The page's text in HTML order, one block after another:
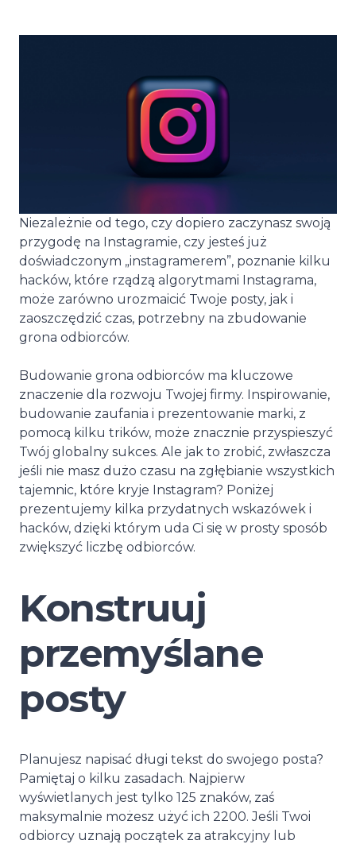
Niezależnie od tego, czy dopiero zaczynasz swoją
przygodę na Instagramie, czy jesteś już
doświadczonym „instagramerem”, poznanie kilku
hacków, które rządzą algorytmami Instagrama,
może zarówno urozmaicić Twoje posty, jak i
zaoszczędzić czas, potrzebny na zbudowanie
grona odbiorców.
Budowanie grona odbiorców ma kluczowe
znaczenie dla rozwoju Twojej firmy. Inspirowanie,
budowanie zaufania i prezentowanie marki, z
pomocą kilku trików, może znacznie przyspieszyć
Twój globalny sukces. Ale jak to zrobić, zwłaszcza
jeśli nie masz dużo czasu na zgłębianie wszystkich
tajemnic, które kryje Instagram? Poniżej
prezentujemy kilka przydatnych wskazówek i
hacków, dzięki którym uda Ci się w prosty sposób
zwiększyć liczbę odbiorców.
Konstruuj
przemyślane
posty
Planujesz napisać długi tekst do swojego posta?
Pamiętaj o kilku zasadach. Najpierw
wyświetlanych jest tylko 125 znaków, zaś
maksymalnie możesz użyć ich 2200. Jeśli Twoi
odbiorcy uznają początek za atrakcyjny lub